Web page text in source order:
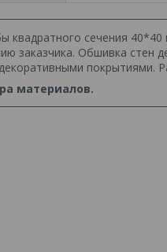
квадратного сечения
заказчика. Обшивка стен
покрытиями.
материалов.